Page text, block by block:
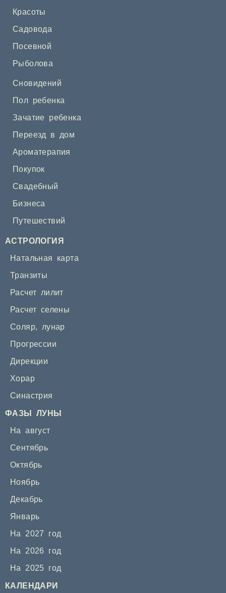
Красоты
Садовода
Посевной
Рыболова
Сновидений
Пол ребенка
Зачатие ребенка
Переезд в дом
Ароматерапия
Покупок
Свадебный
Бизнеса
Путешествий
АСТРОЛОГИЯ
Натальная карта
Транзиты
Расчет лилит
Расчет селены
Соляр, лунар
Прогрессии
Дирекции
Хорар
Синастрия
ФАЗЫ ЛУНЫ
На август
Сентябрь
Октябрь
Ноябрь
Декабрь
Январь
На 2027 год
На 2026 год
На 2025 год
КАЛЕНДАРИ